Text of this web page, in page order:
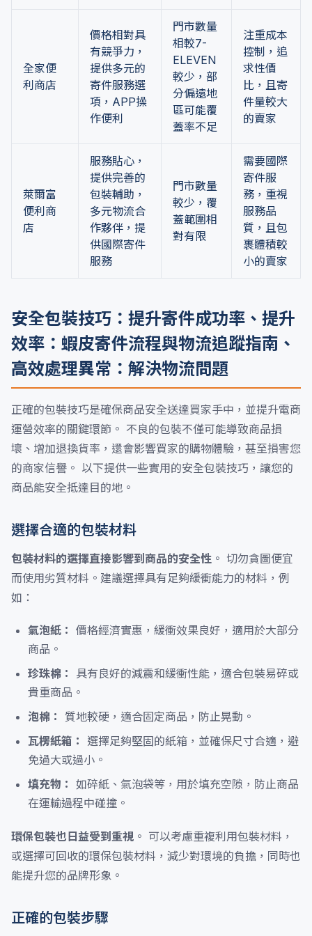
全家便
利商店
價格相對具
有競爭力，
提供多元的
寄件服務選
項，APP操
作便利
門市數量
相較7-
ELEVEN
較少，部
分偏遠地
區可能覆
蓋率不足
注重成本
控制，追
求性價
比，且寄
件量較大
的賣家
萊爾富
便利商
店
服務貼心，
提供完善的
包裝輔助，
多元物流合
作夥伴，提
供國際寄件
服務
門市數量
較少，覆
蓋範圍相
對有限
需要國際
寄件服
務，重視
服務品
質，且包
裹體積較
小的賣家
安全包裝技巧：提升寄件成功率、提升
效率：蝦皮寄件流程與物流追蹤指南、
高效處理異常：解決物流問題
正確的包裝技巧是確保商品安全送達買家手中，並提升電商
運營效率的關鍵環節。 不良的包裝不僅可能導致商品損
壞、增加退換貨率，還會影響買家的購物體驗，甚至損害您
的商家信譽。 以下提供一些實用的安全包裝技巧，讓您的
商品能安全抵達目的地。
選擇合適的包裝材料
包裝材料的選擇直接影響到商品的安全性 。 切勿貪圖便宜
而使用劣質材料。建議選擇具有足夠緩衝能力的材料，例
如：
氣泡紙： 價格經濟實惠，緩衝效果良好，適用於大部分
商品。
珍珠棉：
具有良好的減震和緩衝性能，適合包裝易碎或
貴重商品。
泡棉： 質地較硬，適合固定商品，防止晃動。
瓦楞紙箱：
選擇足夠堅固的紙箱，並確保尺寸合適，避
免過大或過小。
填充物： 如碎紙、氣泡袋等，用於填充空隙，防止商品
在運輸過程中碰撞。
環保包裝也日益受到重視 。 可以考慮重複利用包裝材料，
或選擇可回收的環保包裝材料，減少對環境的負擔，同時也
能提升您的品牌形象。
正確的包裝步驟